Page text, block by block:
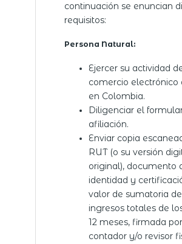
continuación se enuncian
requisitos:
Persona Natural:
Ejercer su actividad
comercio electrónico
en Colombia.
Diligenciar el
afiliación.
Enviar copia
RUT (o su versión
original), documento
identidad y
valor de sumatoria
ingresos totales de
12 meses, firmada
contador y/o revisor